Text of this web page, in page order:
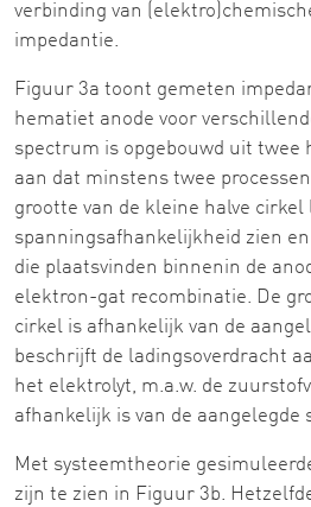
verbinding van
impedantie.
Figuur 3a toont gemeten
hematiet anode voor
spectrum is opgebouwd uit twee
aan dat minstens twee
grootte van de kleine halve
spanningsafhankelijkheid zien
die plaatsvinden binnenin de
elektron-gat recombinatie. De
cirkel is afhankelijk van de
beschrijft de ladingsoverdracht
het elektrolyt, m.a.w. de
afhankelijk is van de aangelegde
Met systeemtheorie
zijn te zien in Figuur 3b.